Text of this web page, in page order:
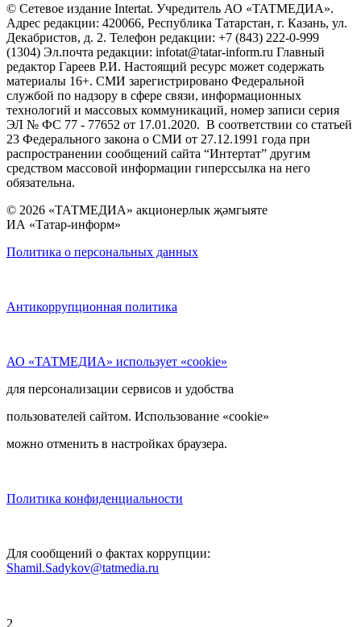
© Сетевое издание Intertat. Учредитель АО «ТАТМЕДИА».
Адрес редакции: 420066, Республика Татарстан, г. Казань, ул.
Декабристов, д. 2. Телефон редакции: +7 (843) 222-0-999
(1304) Эл.почта редакции: infotat@tatar-inform.ru Главный
редактор Гареев Р.И. Настоящий ресурс может содержать
материалы 16+. СМИ зарегистрировано Федеральной
службой по надзору в сфере связи, информационных
технологий и массовых коммуникаций, номер записи серия
ЭЛ № ФС 77 - 77652 от 17.01.2020. В соответствии со статьей
23 Федерального закона о СМИ от 27.12.1991 года при
распространении сообщений сайта “Интертат” другим
средством массовой информации гиперссылка на него
обязательна.
© 2026 «ТАТМЕДИА» акционерлык җәмгыяте
ИА «Татар-информ»
Политика о персональных данных
Антикоррупционная политика
АО «ТАТМЕДИА» использует «cookie»
для персонализации сервисов и удобства
пользователей сайтом. Использование «cookie»
можно отменить в настройках браузера.
Политика конфиденциальности
Для сообщений о фактах коррупции:
Shamil.Sadykov@tatmedia.ru
2